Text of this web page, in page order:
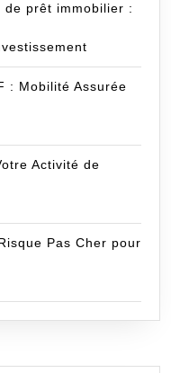
de prêt immobilier :
: Mobilité Assurée
Activité de
Pas Cher pour